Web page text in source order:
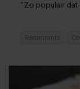
“Zo populair dat
Restaurants